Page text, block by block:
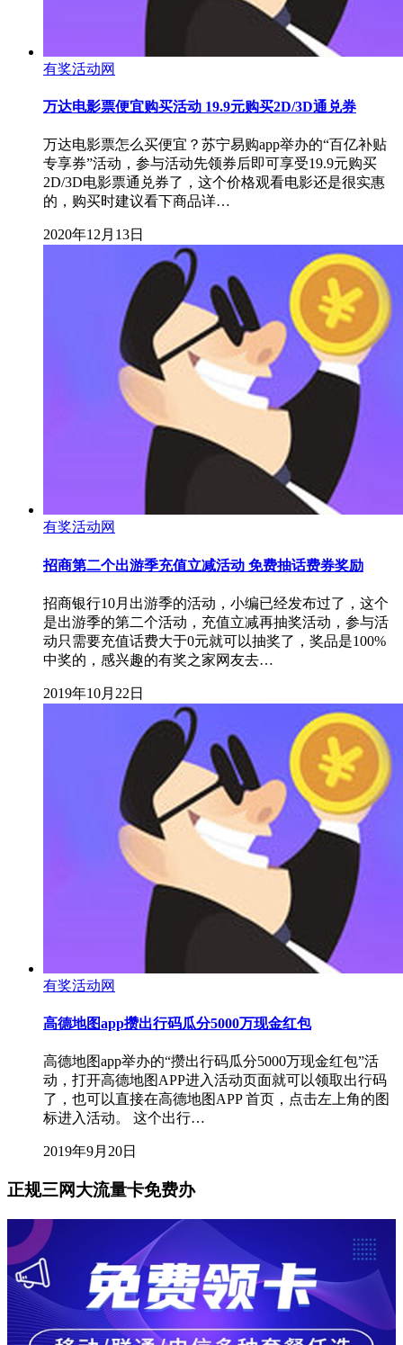
有奖活动网
万达电影票便宜购买活动 19.9元购买2D/3D通兑券
万达电影票怎么买便宜？苏宁易购app举办的“百亿补贴
专享券”活动，参与活动先领券后即可享受19.9元购买
2D/3D电影票通兑券了，这个价格观看电影还是很实惠
的，购买时建议看下商品详…
2020年12月13日
有奖活动网
招商第二个出游季充值立减活动 免费抽话费券奖励
招商银行10月出游季的活动，小编已经发布过了，这个
是出游季的第二个活动，充值立减再抽奖活动，参与活
动只需要充值话费大于0元就可以抽奖了，奖品是100%
中奖的，感兴趣的有奖之家网友去…
2019年10月22日
有奖活动网
高德地图app攒出行码瓜分5000万现金红包
高德地图app举办的“攒出行码瓜分5000万现金红包”活
动，打开高德地图APP进入活动页面就可以领取出行码
了，也可以直接在高德地图APP 首页，点击左上角的图
标进入活动。 这个出行…
2019年9月20日
正规三网大流量卡免费办